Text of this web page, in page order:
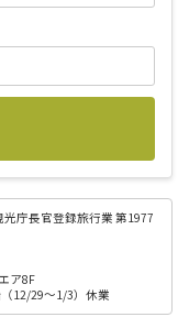
庁長官登録旅行業 第1977
ア8F
12/29～1/3）休業